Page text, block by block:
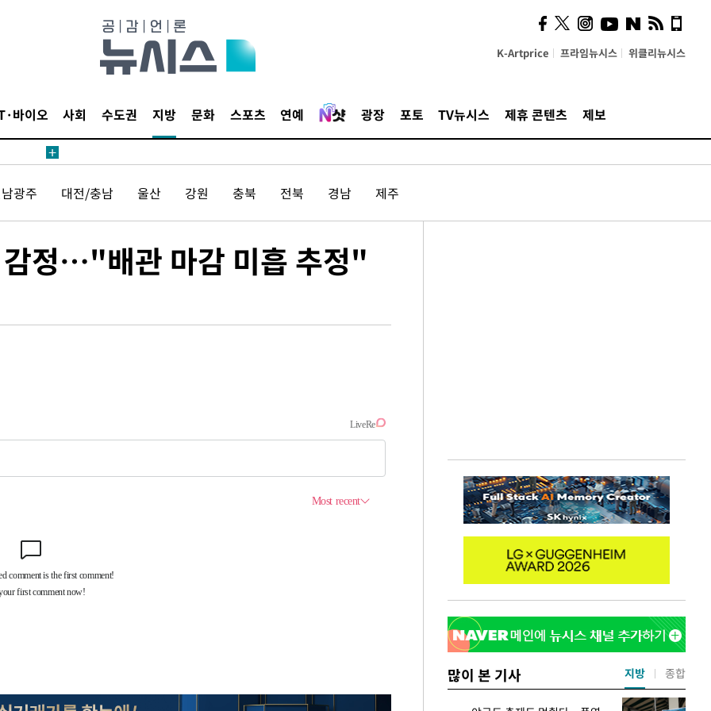
K-Artprice 프라임뉴시스 위클리뉴시스
바이오 사회 수도권 지방 문화 스포츠 연예 광장 포토 TV뉴시스 제휴 콘텐츠 제보
드려 죄
려 죄
광주 대전/충남 울산 강원 충북 전북 경남 제주
감정…"배관 마감 미흡 추정"
많이 본 기사 지방 종합